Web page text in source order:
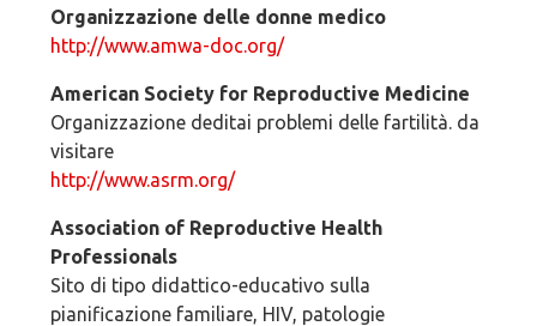
Organizzazione delle donne medico
http://www.amwa-doc.org/
American Society for Reproductive Medicine
Organizzazione deditai problemi delle fartilità. da
visitare
http://www.asrm.org/
Association of Reproductive Health
Professionals
Sito di tipo didattico-educativo sulla
pianificazione familiare, HIV, patologie